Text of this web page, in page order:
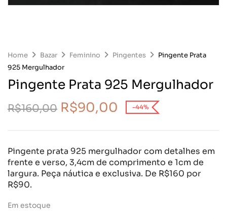
Home Bazar Feminino Pingentes
Pingente Prata
925 Mergulhador
Pingente Prata 925 Mergulhador
R$160,00 R$90,00 -44%
Pingente prata 925 mergulhador com detalhes em
frente e verso, 3,4cm de comprimento e 1cm de
largura. Peça náutica e exclusiva. De R$160 por
R$90.
Em estoque